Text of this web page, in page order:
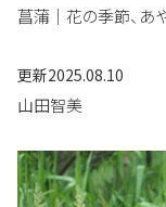
菖蒲｜花の季節、あ
更新2025.08.10
山田智美